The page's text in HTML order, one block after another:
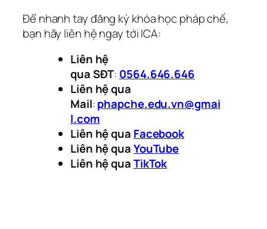
Để nhanh tay đăng ký khóa học pháp chế,
bạn hãy liên hệ ngay tới ICA:
Liên hệ
quaSĐT: 0564.646.646
Liên hệ qua
Mail:phapche.edu.vn@gmai
l.com
Liên hệ qua Facebook
Liên hệ quaYouTube
Liên hệ quaTikTok